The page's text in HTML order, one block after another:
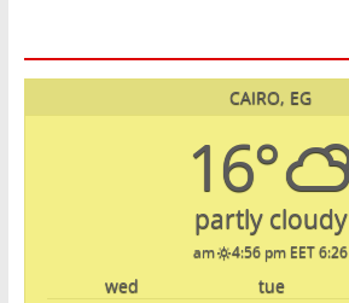
CAIRO, EG
16°
partly cloudy
6:26 am
4:56 pm EET
tue
wed